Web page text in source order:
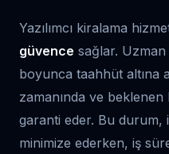
Yazılımcı kiralama
güvence sağlar.
boyunca taahhüt altına
zamanında ve beklenen
garanti eder. Bu durum,
minimize ederken, iş